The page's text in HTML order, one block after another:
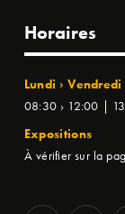
Horaires
Lundi › Vendredi
08:30 › 12:00 |
Expositions
À vérifier sur la